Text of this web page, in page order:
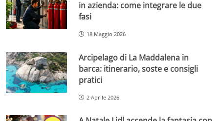
in azienda: come integrare le due
fasi
18 Maggio 2026
Arcipelago di La Maddalena in
barca: itinerario, soste e consigli
pratici
2 Aprile 2026